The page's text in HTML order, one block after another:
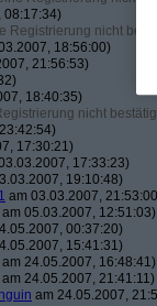
08:17:34)
Registrierung nicht
18:56:00)
21:56:53)
18:40:35)
nicht
17:30:21)
17:33:23)
19:10:48)
am 03.03.2007,
am 05.03.2007, 12:51:03)
00:37:20)
15:41:31)
am 24.05.2007, 16:48:41)
am 24.05.2007, 21:41:11)
am 24.05.2007,